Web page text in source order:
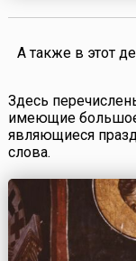
А также в этот
Здесь
имеющие большое
являющиеся
слова.